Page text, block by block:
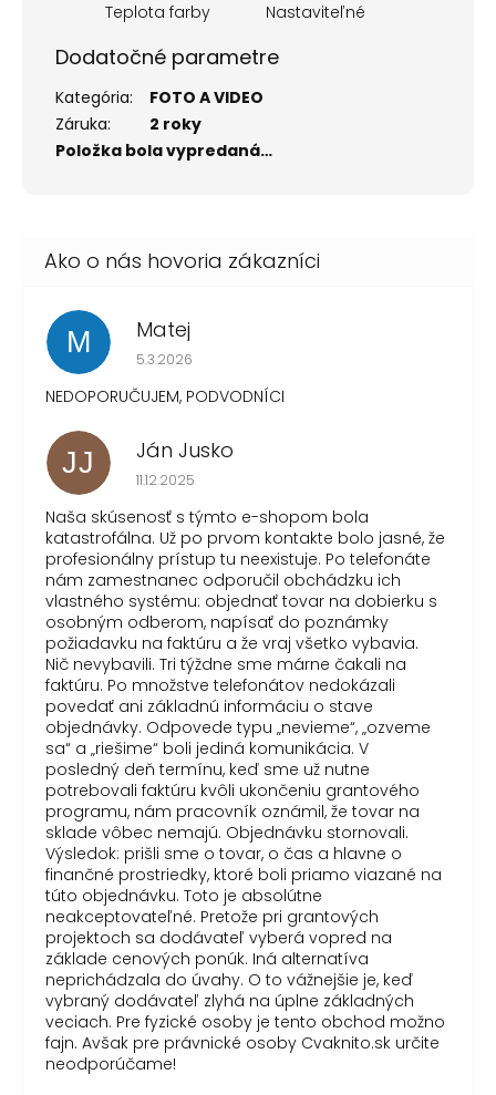
Teplota farby
Nastaviteľné
Dodatočné parametre
Kategória:
FOTO A VIDEO
Záruka:
2 roky
Položka bola vypredaná…
M Matej
Hodnotenie obchodu je 1 z 5 hviezdičiek.
5.3.2026
NEDOPORUČUJEM, PODVODNÍCI
JJ Ján Jusko
Hodnotenie obchodu je 1 z 5 hviezdičiek.
11.12.2025
Naša skúsenosť s týmto e-shopom bola
katastrofálna. Už po prvom kontakte bolo jasné, že
profesionálny prístup tu neexistuje. Po telefonáte
nám zamestnanec odporučil obchádzku ich
vlastného systému: objednať tovar na dobierku s
osobným odberom, napísať do poznámky
požiadavku na faktúru a že vraj všetko vybavia.
Nič nevybavili. Tri týždne sme márne čakali na
faktúru. Po množstve telefonátov nedokázali
povedať ani základnú informáciu o stave
objednávky. Odpovede typu „nevieme“, „ozveme
sa“ a „riešime“ boli jediná komunikácia. V
posledný deň termínu, keď sme už nutne
potrebovali faktúru kvôli ukončeniu grantového
programu, nám pracovník oznámil, že tovar na
sklade vôbec nemajú. Objednávku stornovali.
Výsledok: prišli sme o tovar, o čas a hlavne o
finančné prostriedky, ktoré boli priamo viazané na
túto objednávku. Toto je absolútne
neakceptovateľné. Pretože pri grantových
projektoch sa dodávateľ vyberá vopred na
základe cenových ponúk. Iná alternatíva
neprichádzala do úvahy. O to vážnejšie je, keď
vybraný dodávateľ zlyhá na úplne základných
veciach. Pre fyzické osoby je tento obchod možno
fajn. Avšak pre právnické osoby Cvaknito.sk určite
neodporúčame!